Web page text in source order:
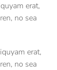
erat,
no sea
erat,
no sea